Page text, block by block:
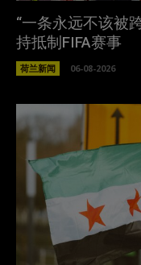
“一条永远不该被
持抵制FIFA赛事
荷兰新闻 06-08-2026